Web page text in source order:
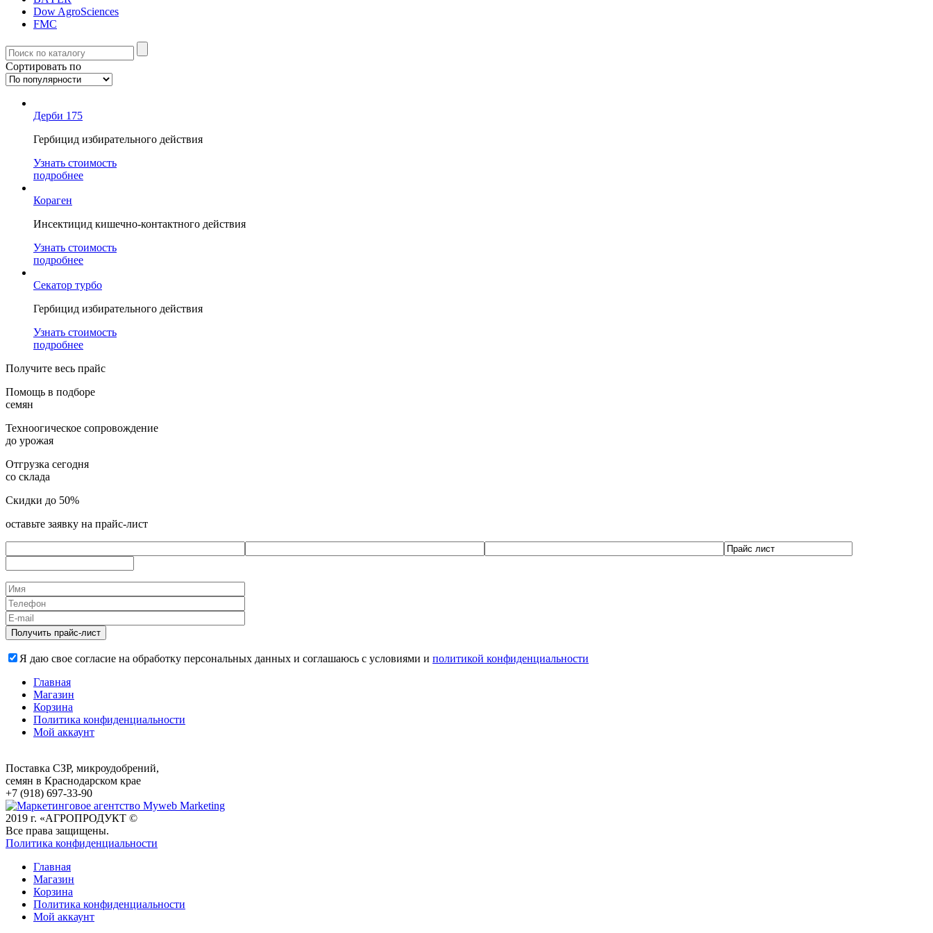
Dow AgroSciences
FMC
Сортировать по
Дерби 175
Гербицид избирательного действия
Узнать стоимость
подробнее
Кораген
Инсектицид кишечно-контактного действия
Узнать стоимость
подробнее
Секатор турбо
Гербицид избирательного действия
Узнать стоимость
подробнее
Получите весь прайс
Помощь в подборе
семян
Техноогическое сопровождение
до урожая
Отгрузка сегодня
со склада
Скидки до 50%
оставьте заявку на прайс-лист
Я даю свое согласие на обработку персональных данных и соглашаюсь с условиями и политикой конфиденциальности
Главная
Магазин
Корзина
Политика конфиденциальности
Мой аккаунт
Поставка СЗР, микроудобрений,
семян в Краснодарском крае
+7 (918) 697-33-90
2019 г. «АГРОПРОДУКТ ©
Все права защищены.
Политика конфиденциальности
Главная
Магазин
Корзина
Политика конфиденциальности
Мой аккаунт